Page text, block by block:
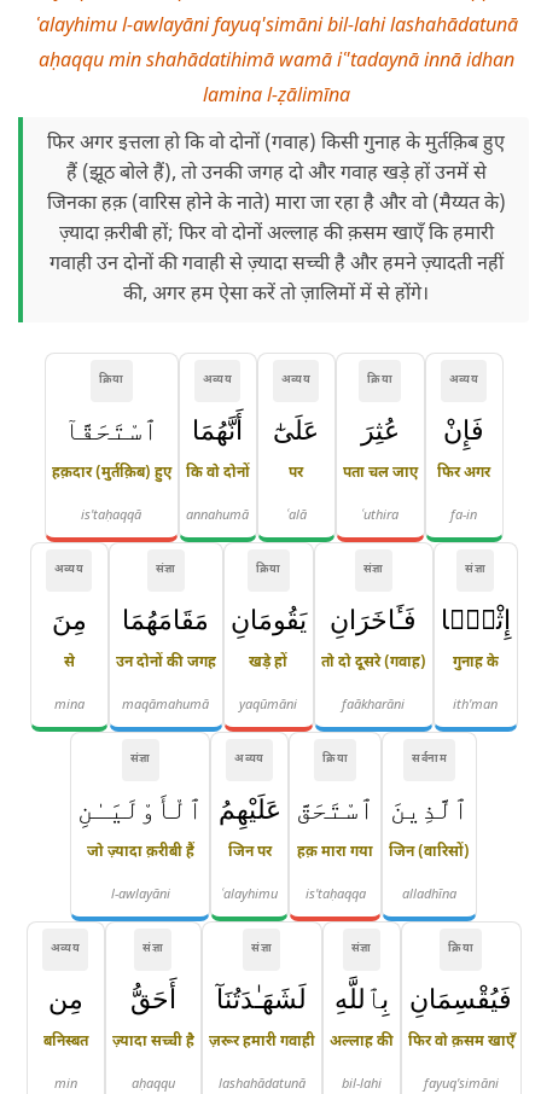
ʿalayhimu l-awlayāni fayuq'simāni bil-lahi lashahādatunā
aḥaqqu min shahādatihimā wamā iʿ'tadaynā innā idhan
lamina l-ẓālimīna
फिर अगर इत्तला हो कि वो दोनों (गवाह) किसी गुनाह के मुर्तक़िब हुए
हैं (झूठ बोले हैं), तो उनकी जगह दो और गवाह खड़े हों उनमें से
जिनका हक़ (वारिस होने के नाते) मारा जा रहा है और वो (मैय्यत के)
ज़्यादा क़रीबी हों; फिर वो दोनों अल्लाह की क़सम खाएँ कि हमारी
गवाही उन दोनों की गवाही से ज़्यादा सच्ची है और हमने ज़्यादती नहीं
की, अगर हम ऐसा करें तो ज़ालिमों में से होंगे।
अव्यय
فَإِنْ
फिर अगर
fa-in
क्रिया
عُثِرَ
पता चल जाए
ʿuthira
अव्यय
عَلَىٰٓ
पर
ʿalā
अव्यय
أَنَّهُمَا
कि वो दोनों
annahumā
क्रिया
ٱسْتَحَقَّآ
हक़दार (मुर्तक़िब) हुए
is'taḥaqqā
संज्ञा
إِثْمًۭا
गुनाह के
ith'man
संज्ञा
فَـَٔاخَرَانِ
तो दो दूसरे (गवाह)
faākharāni
क्रिया
يَقُومَانِ
खड़े हों
yaqūmāni
संज्ञा
مَقَامَهُمَا
उन दोनों की जगह
maqāmahumā
अव्यय
مِنَ
से
mina
सर्वनाम
ٱلَّذِينَ
जिन (वारिसों)
alladhīna
क्रिया
ٱسْتَحَقَّ
हक़ मारा गया
is'taḥaqqa
अव्यय
عَلَيْهِمُ
जिन पर
ʿalayhimu
संज्ञा
ٱلْأَوْلَيَـٰنِ
जो ज़्यादा क़रीबी हैं
l-awlayāni
क्रिया
فَيُقْسِمَانِ
फिर वो क़सम खाएँ
fayuq'simāni
संज्ञा
بِٱللَّهِ
अल्लाह की
bil-lahi
संज्ञा
لَشَهَـٰدَتُنَآ
ज़रूर हमारी गवाही
lashahādatunā
संज्ञा
أَحَقُّ
ज़्यादा सच्ची है
aḥaqqu
अव्यय
مِن
बनिस्बत
min